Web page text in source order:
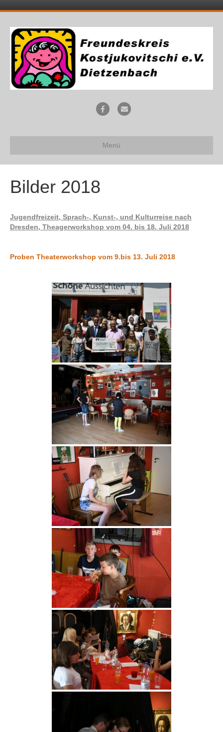
F
c
e
b
E
a
l
Menü
Bilder 2018
Jugendfreizeit, Sprach-, Kunst-, und Kulturreise nach
Dresden, Theagerworkshop vom 04. bis 18. Juli 2018
Proben Theaterworkshop vom 9.bis 13. Juli 2018